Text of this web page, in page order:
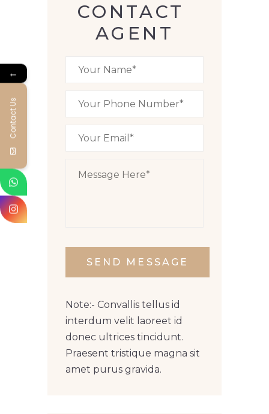
CONTACT
AGENT
Note:- Convallis tellus id
interdum velit laoreet id
donec ultrices tincidunt.
Praesent tristique magna sit
amet purus gravida.
←
Contact Us